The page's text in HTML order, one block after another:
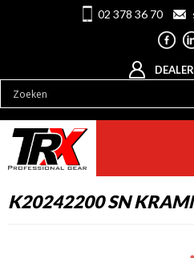
02 378 36 70
K20242200 SN